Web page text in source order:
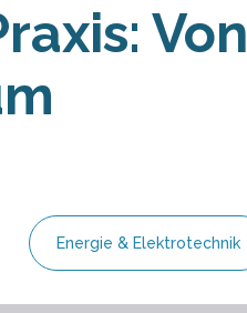
Von
Energie & Elektrotechnik